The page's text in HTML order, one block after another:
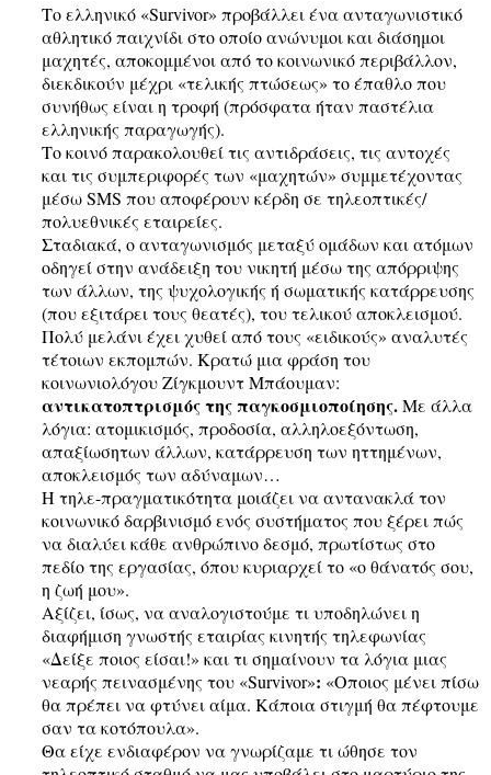
Το ελληνικό «Survivor» προβάλλει ένα ανταγωνιστικό
αθλητικό παιχνίδι στο οποίο ανώνυμοι και διάσημοι
μαχητές, αποκομμένοι από το κοινωνικό περιβάλλον,
διεκδικούν μέχρι «τελικής πτώσεως» το έπαθλο που
συνήθως είναι η τροφή (πρόσφατα ήταν παστέλια
ελληνικής παραγωγής).
Το κοινό παρακολουθεί τις αντιδράσεις, τις αντοχές
και τις συμπεριφορές των «μαχητών» συμμετέχοντας
μέσω SMS που αποφέρουν κέρδη σε τηλεοπτικές/
πολυεθνικές εταιρείες.
Σταδιακά, ο ανταγωνισμός μεταξύ ομάδων και ατόμων
οδηγεί στην ανάδειξη του νικητή μέσω της απόρριψης
των άλλων, της ψυχολογικής ή σωματικής κατάρρευσης
(που εξιτάρει τους θεατές), του τελικού αποκλεισμού.
Πολύ μελάνι έχει χυθεί από τους «ειδικούς» αναλυτές
τέτοιων εκπομπών. Κρατώ μια φράση του
κοινωνιολόγου Ζίγκμουντ Μπάουμαν:
αντικατοπτρισμός της παγκοσμιοποίησης. Με άλλα
λόγια: ατομικισμός, προδοσία, αλληλοεξόντωση,
απαξίωσητων άλλων, κατάρρευση των ηττημένων,
αποκλεισμός των αδύναμων…
Η τηλε-πραγματικότητα μοιάζει να αντανακλά τον
κοινωνικό δαρβινισμό ενός συστήματος που ξέρει πώς
να διαλύει κάθε ανθρώπινο δεσμό, πρωτίστως στο
πεδίο της εργασίας, όπου κυριαρχεί το «ο θάνατός σου,
η ζωή μου».
Αξίζει, ίσως, να αναλογιστούμε τι υποδηλώνει η
διαφήμιση γνωστής εταιρίας κινητής τηλεφωνίας
«Δείξε ποιος είσαι!» και τι σημαίνουν τα λόγια μιας
νεαρής πεινασμένης του «Survivor»: «Οποιος μένει πίσω
θα πρέπει να φτύνει αίμα. Κάποια στιγμή θα πέφτουμε
σαν τα κοτόπουλα».
Θα είχε ενδιαφέρον να γνωρίζαμε τι ώθησε τον